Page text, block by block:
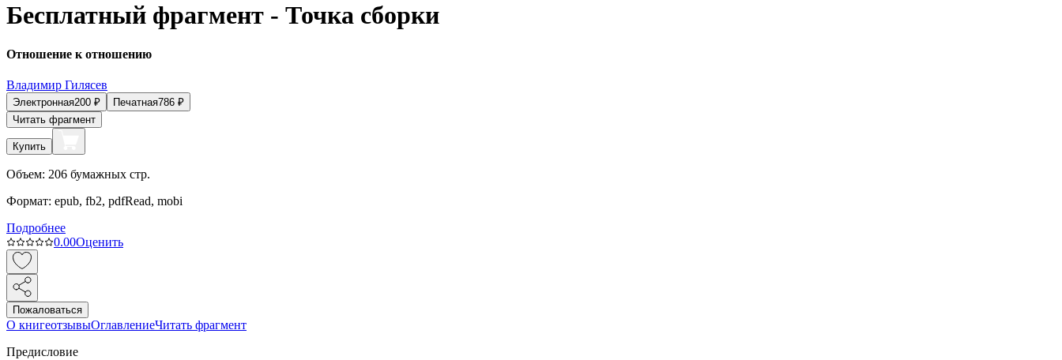
Бесплатный фрагмент - Точка сборки
Отношение к отношению
Владимир Гилясев
Электронная200 ₽ Печатная786 ₽
Читать фрагмент
Купить
Объем: 206 бумажных стр.
Формат: epub, fb2, pdfRead, mobi
Подробнее
0.00Оценить
Пожаловаться
О книгеотзывыОглавлениеЧитать фрагмент
Предисловие